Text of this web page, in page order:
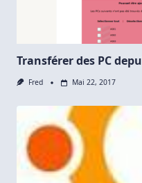
Transférer des PC
Fred Mai 22, 2017